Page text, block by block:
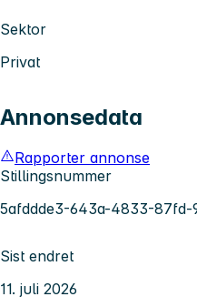
Sektor
Privat
Annonsedata
Rapporter annonse
Stillingsnummer
5afddde3-643a-4833-87fd-
Sist endret
11. juli 2026